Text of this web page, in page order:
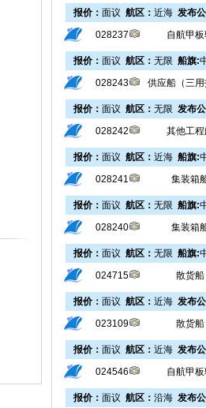
报价： 面议 航区： 近海 发布
028237
自航甲
报价： 面议 航区： 无限 船旗:
028243
供应船（三
报价： 面议 航区： 无限 发布
028242
其他工
报价： 面议 航区： 近海 船旗:
028241
集装箱
报价： 面议 航区： 无限 船旗:
028240
集装箱
报价： 面议 航区： 无限 船旗:
024715
散货船
报价： 面议 航区： 近海 发布
023109
散货船
报价： 面议 航区： 近海 发布
024546
自航甲
报价： 面议 航区： 沿海 发布